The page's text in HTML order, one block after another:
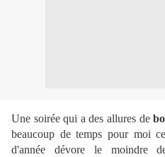
Une soirée qui a des allures de
beaucoup de temps pour moi
d'année dévore le moindre